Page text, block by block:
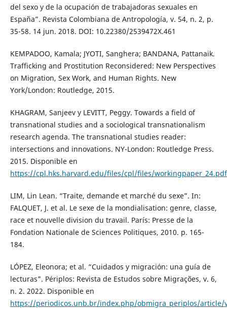
del sexo y de la ocupación de trabajadoras sexuales en
España”. Revista Colombiana de Antropología, v. 54, n. 2, p.
35-58. 14 jun. 2018. DOI: 10.22380/2539472X.461
KEMPADOO, Kamala; JYOTI, Sanghera; BANDANA, Pattanaik.
Trafficking and Prostitution Reconsidered: New Perspectives
on Migration, Sex Work, and Human Rights. New
York/London: Routledge, 2015.
KHAGRAM, Sanjeev y LEVITT, Peggy. Towards a field of
transnational studies and a sociological transnationalism
research agenda. The transnational studies reader:
intersections and innovations. NY-London: Routledge Press.
2015. Disponible en
https://cpl.hks.harvard.edu/files/cpl/files/workingpaper_24.pdf
LIM, Lin Lean. “Traite, demande et marché du sexe”. In:
FALQUET, J. et al. Le sexe de la mondialisation: genre, classe,
race et nouvelle division du travail. París: Presse de la
Fondation Nationale de Sciences Politiques, 2010. p. 165-
184.
LÓPEZ, Eleonora; et al. “Cuidados y migración: una guía de
lecturas". Périplos: Revista de Estudos sobre Migrações, v. 6,
n. 2. 2022. Disponible en
https://periodicos.unb.br/index.php/obmigra_periplos/article/